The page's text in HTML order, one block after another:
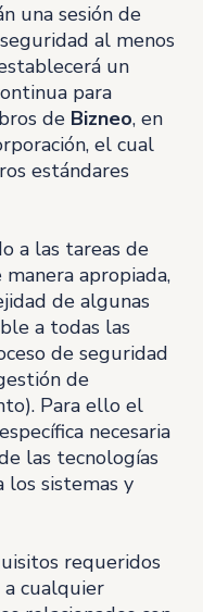
una sesión de
al menos
un
para
de Bizneo, en
el cual
estándares
a las tareas de
apropiada,
de algunas
a todas las
de seguridad
de
Para ello el
necesaria
las tecnologías
los sistemas y
requeridos
cualquier